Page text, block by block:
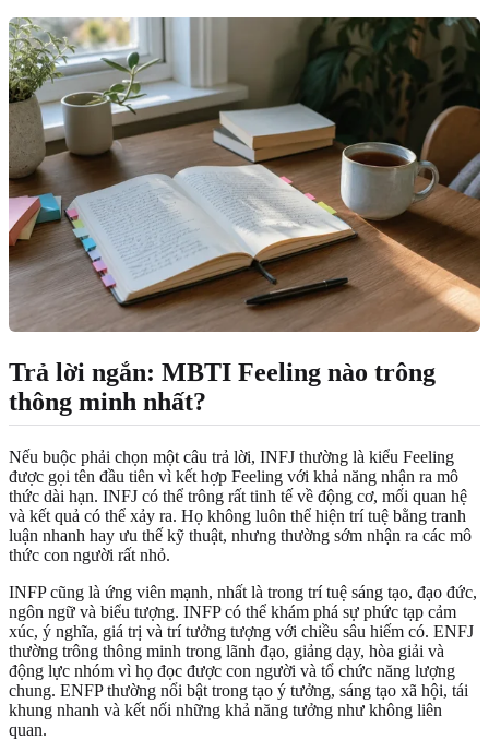
Trả lời ngắn: MBTI Feeling nào trông
thông minh nhất?
Nếu buộc phải chọn một câu trả lời, INFJ thường là kiểu Feeling
được gọi tên đầu tiên vì kết hợp Feeling với khả năng nhận ra mô
thức dài hạn. INFJ có thể trông rất tinh tế về động cơ, mối quan hệ
và kết quả có thể xảy ra. Họ không luôn thể hiện trí tuệ bằng tranh
luận nhanh hay ưu thế kỹ thuật, nhưng thường sớm nhận ra các mô
thức con người rất nhỏ.
INFP cũng là ứng viên mạnh, nhất là trong trí tuệ sáng tạo, đạo đức,
ngôn ngữ và biểu tượng. INFP có thể khám phá sự phức tạp cảm
xúc, ý nghĩa, giá trị và trí tưởng tượng với chiều sâu hiếm có. ENFJ
thường trông thông minh trong lãnh đạo, giảng dạy, hòa giải và
động lực nhóm vì họ đọc được con người và tổ chức năng lượng
chung. ENFP thường nổi bật trong tạo ý tưởng, sáng tạo xã hội, tái
khung nhanh và kết nối những khả năng tưởng như không liên
quan.